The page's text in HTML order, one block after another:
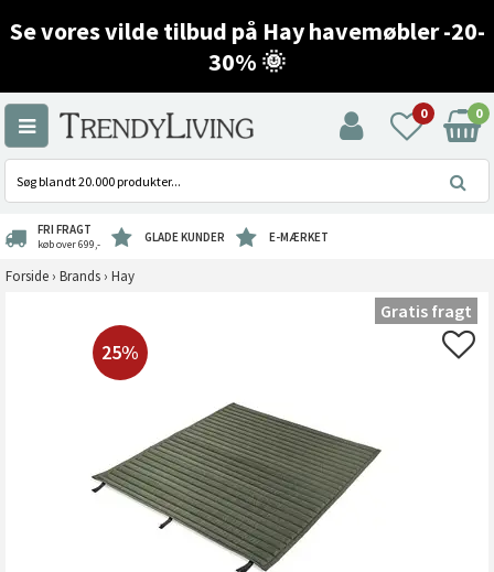
Se vores vilde tilbud på Hay havemøbler -20-
30% 🌞
0 0
FRI FRAGT
køb over 699,- GLADE KUNDER E-MÆRKET
Forside › Brands › Hay
25%
Gratis fragt